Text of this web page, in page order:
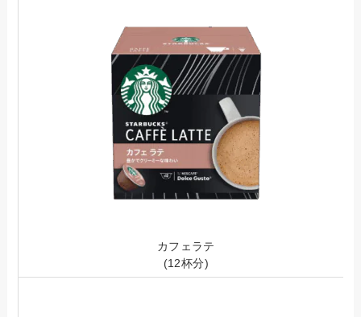
カフェラテ
(12杯分)